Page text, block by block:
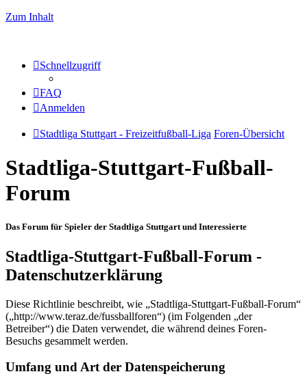
Zum Inhalt
Schnellzugriff
FAQ
Anmelden
Stadtliga Stuttgart - Freizeitfußball-Liga Foren-Übersicht
Stadtliga-Stuttgart-Fußball-
Forum
Das Forum für Spieler der Stadtliga Stuttgart und Interessierte
Stadtliga-Stuttgart-Fußball-Forum -
Datenschutzerklärung
Diese Richtlinie beschreibt, wie „Stadtliga-Stuttgart-Fußball-Forum“
(„http://www.teraz.de/fussballforen“) (im Folgenden „der
Betreiber“) die Daten verwendet, die während deines Foren-
Besuchs gesammelt werden.
Umfang und Art der Datenspeicherung